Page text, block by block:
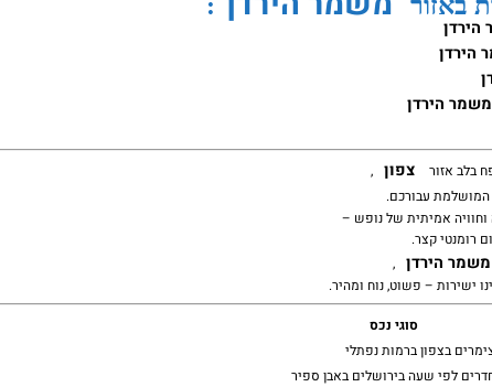
הירדן
משמר הירדן
בלב אזור צפון ,
המושלמת עבורכם.
וחוויה אמיתית של נופש –
רומנטי קצר.
משמר הירדן ,
ישירות – פשוט, נוח ומהיר.
סוגי נכס
בצפון ברמות נפתלי
לפי שעה בירושלים באבן ספיר